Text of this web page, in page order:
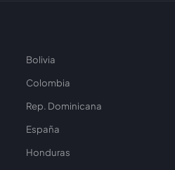
Bolivia
Colombia
Rep. Dominicana
España
Honduras